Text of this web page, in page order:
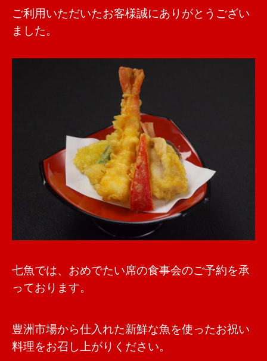
ご利用いただいたお客様誠にありがとうござい
ました。
七魚では、おめでたい席の食事会のご予約を承
っております。
豊洲市場から仕入れた新鮮な魚を使ったお祝い
料理をお召し上がりください。